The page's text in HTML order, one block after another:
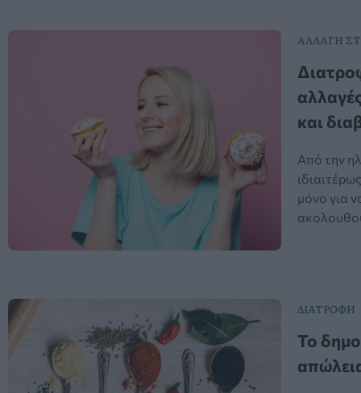
ΑΛΛΑΓΗ
και
Από την
μόνο για
ΔΙΑΤΡΟΦΉ
Το